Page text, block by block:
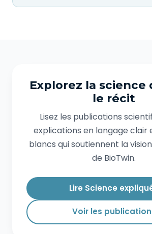
Explorez la science
le récit
Lisez les publications
explications en langage clair
blancs qui soutiennent la
de BioTwin.
Lire Science
Voir les